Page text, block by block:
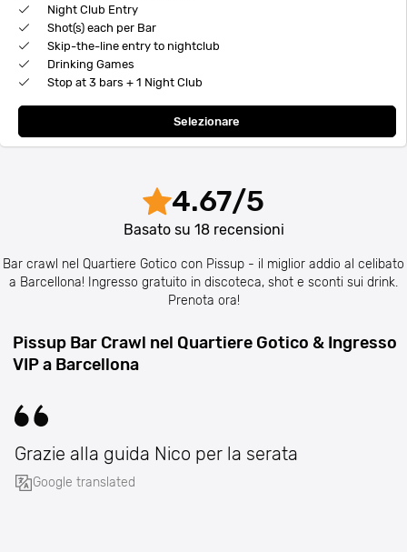
Night Club Entry
Shot(s) each per Bar
Skip-the-line entry to nightclub
Drinking Games
Stop at 3 bars + 1 Night Club
Selezionare
4.67/5
Basato su 18recensioni
Bar crawl nel Quartiere Gotico con Pissup - il miglior addio al celibato
a Barcellona! Ingresso gratuito in discoteca, shot e sconti sui drink.
Prenota ora!
Pissup Bar Crawl nel Quartiere Gotico & Ingresso
VIP a Barcellona
Grazie alla guida Nico per la serata
Google translated